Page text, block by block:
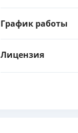
График работы
Лицензия